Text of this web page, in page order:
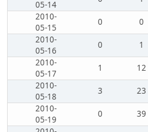
05-14
2010-
05-15
0 0
2010-
05-16
0 1
2010-
05-17
1 12
2010-
05-18
3 23
2010-
05-19
0 39